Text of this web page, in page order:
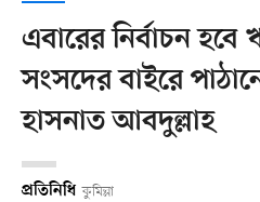
এবারের নির্বাচন
সংসদের বাইরে
হাসনাত আবদুল্লাহ
প্রতিনিধি কুমিল্লা